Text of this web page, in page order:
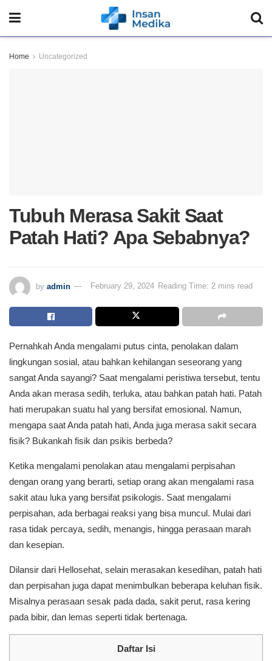
Home Uncategorized
Tubuh Merasa Sakit Saat
Patah Hati? Apa Sebabnya?
by admin February 29, 2024 Reading Time: 2 mins read
Pernahkah Anda mengalami putus cinta, penolakan dalam
lingkungan sosial, atau bahkan kehilangan seseorang yang
sangat Anda sayangi? Saat mengalami peristiwa tersebut, tentu
Anda akan merasa sedih, terluka, atau bahkan patah hati. Patah
hati merupakan suatu hal yang bersifat emosional. Namun,
mengapa saat Anda patah hati, Anda juga merasa sakit secara
fisik? Bukankah fisik dan psikis berbeda?
Ketika mengalami penolakan atau mengalami perpisahan
dengan orang yang berarti, setiap orang akan mengalami rasa
sakit atau luka yang bersifat psikologis. Saat mengalami
perpisahan, ada berbagai reaksi yang bisa muncul. Mulai dari
rasa tidak percaya, sedih, menangis, hingga perasaan marah
dan kesepian.
Dilansir dari Hellosehat, selain merasakan kesedihan, patah hati
dan perpisahan juga dapat menimbulkan beberapa keluhan fisik.
Misalnya perasaan sesak pada dada, sakit perut, rasa kering
pada bibir, dan lemas seperti tidak bertenaga.
Daftar Isi